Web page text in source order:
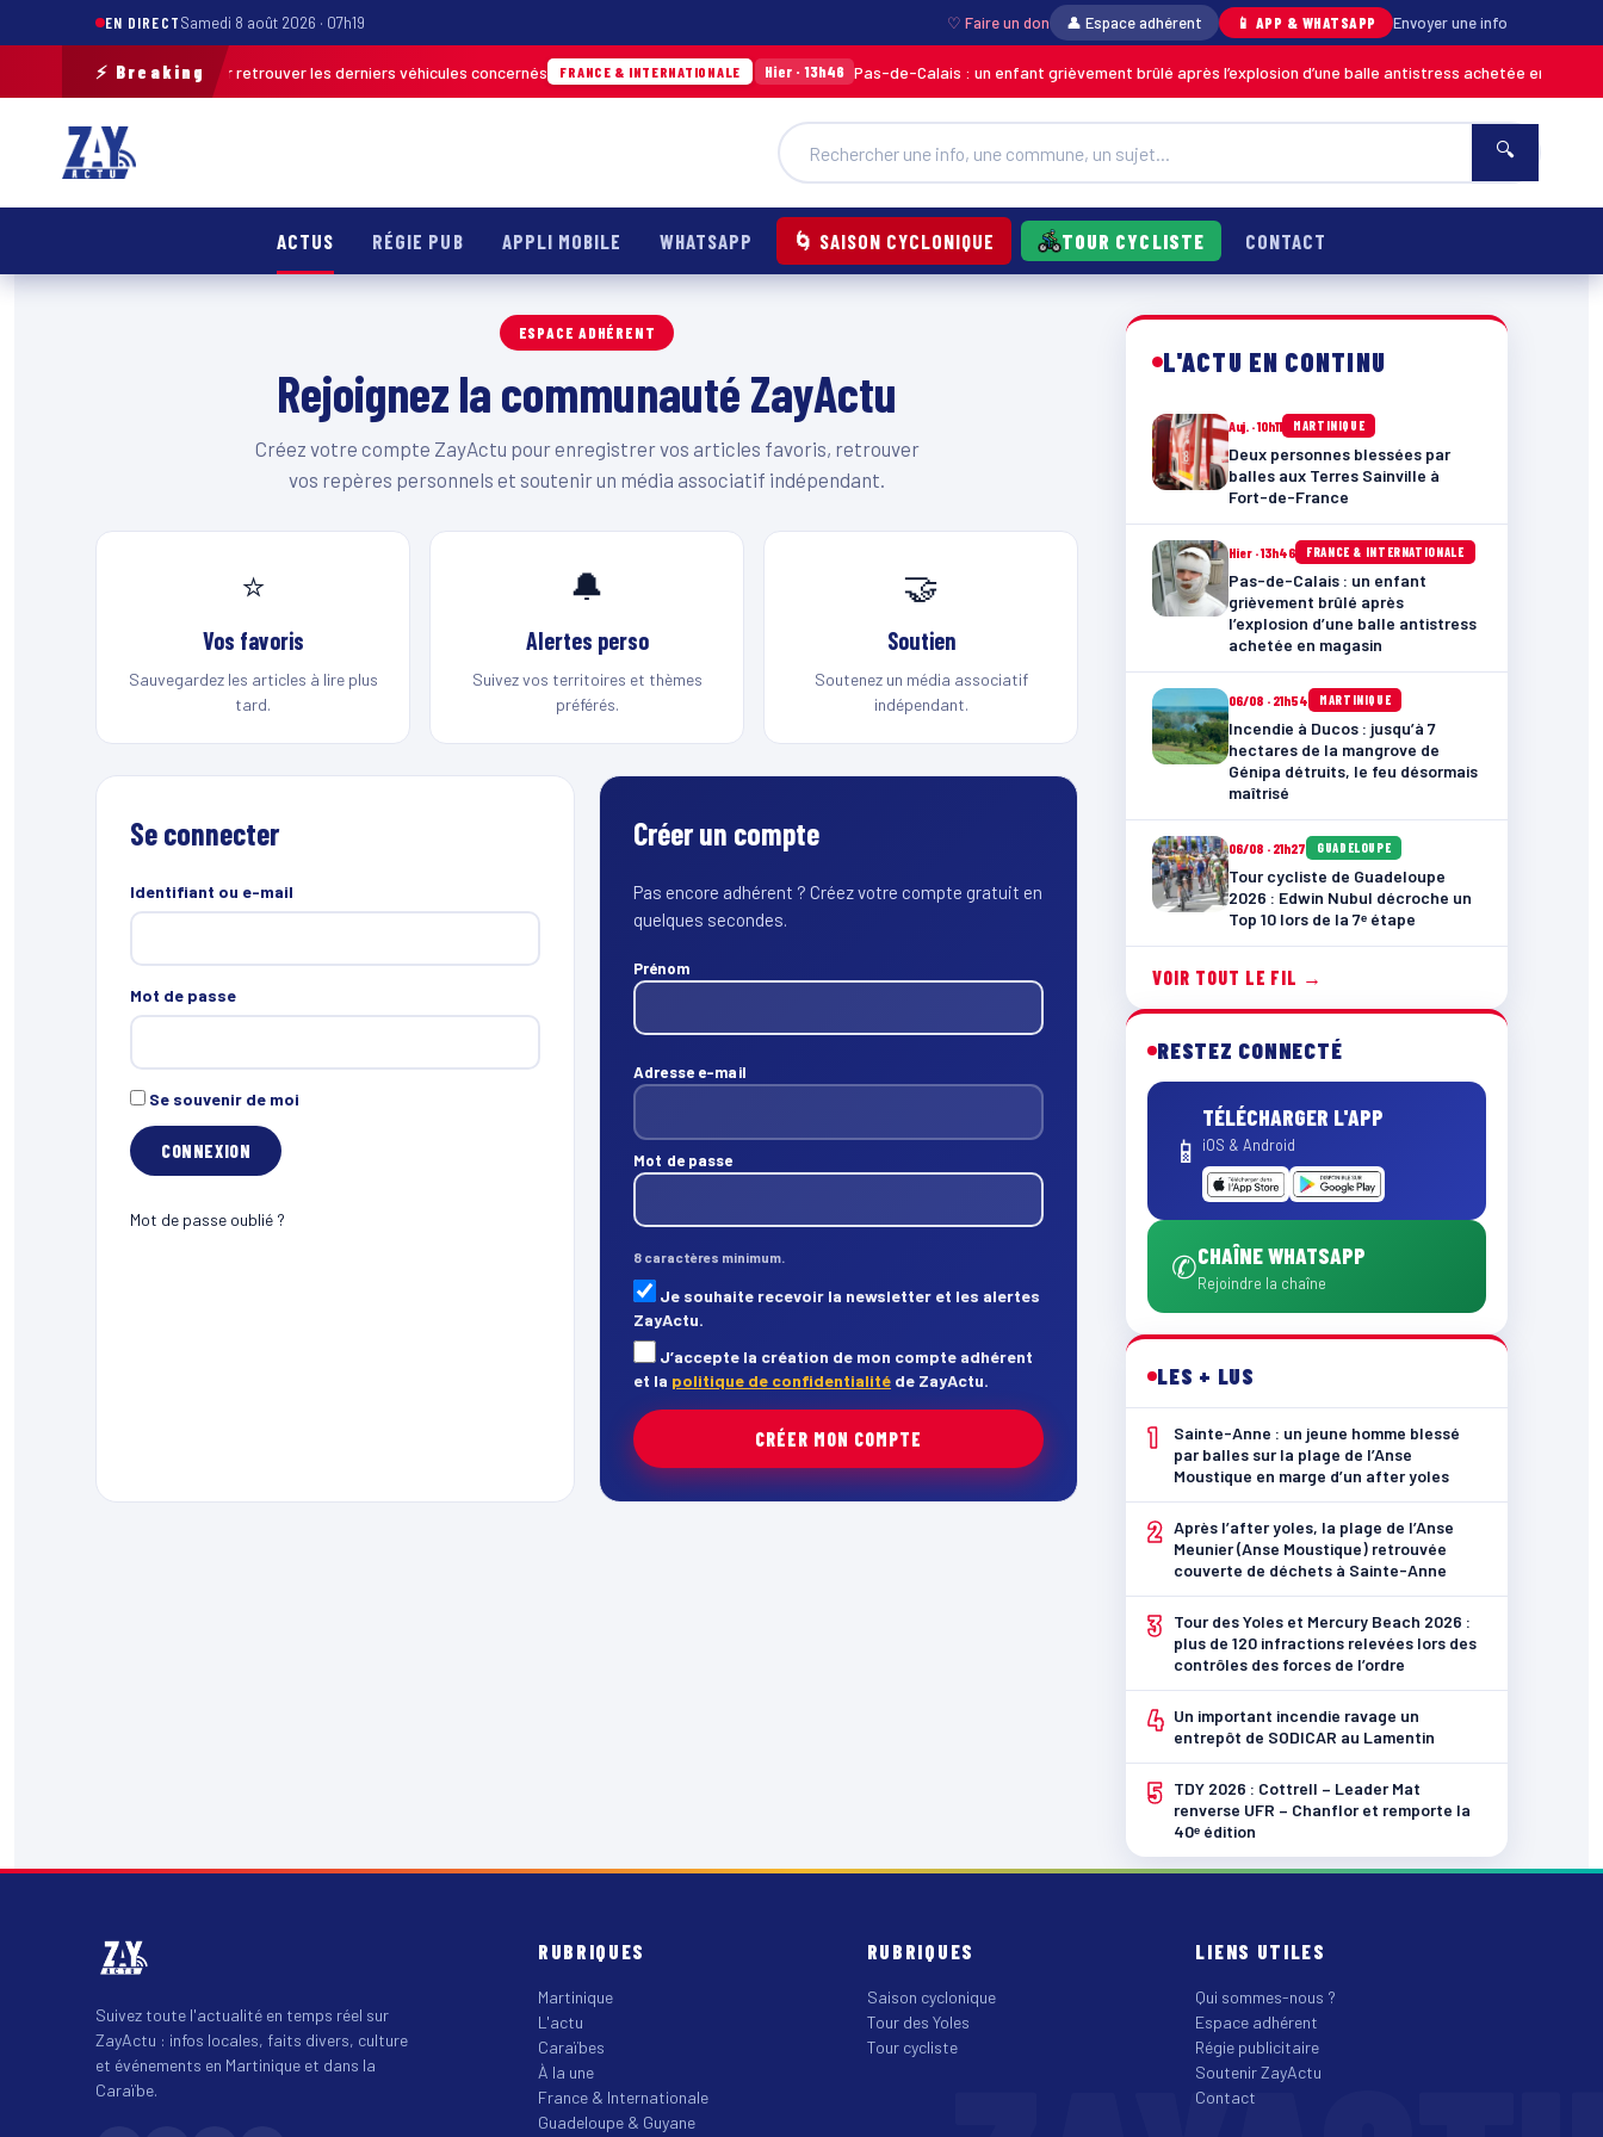
EN DIRECTSamedi 8 août 2026 · 07h19 ♡ Faire un don 👤 Espace adhérent 📱 APP & WHATSAPP Envoyer une info
⚡ Breaking
opération de terrain pour retrouver les derniers véhicules concernés FRANCE & INTERNATIONALE Hier · 13h46 Pas-de-Calais : un enfant grièvement brûlé après l’explosion d’une balle antistress achetée en magasin
🔍
ACTUS RÉGIE PUB APPLI MOBILE WHATSAPP 🌀 SAISON CYCLONIQUE TOUR CYCLISTE CONTACT
ESPACE ADHÉRENT
Rejoignez la communauté ZayActu
Créez votre compte ZayActu pour enregistrer vos articles favoris, retrouver
vos repères personnels et soutenir un média associatif indépendant.
⭐
Vos favoris
Sauvegardez les articles à lire plus
tard.
🔔
Alertes perso
Suivez vos territoires et thèmes
préférés.
🤝
Soutien
Soutenez un média associatif
indépendant.
Se connecter
Identifiant ou e-mail
Mot de passe
Se souvenir de moi
Mot de passe oublié ?
Créer un compte
Pas encore adhérent ? Créez votre compte gratuit en
quelques secondes.
Prénom
Adresse e-mail
Mot de passe
8 caractères minimum.
Je souhaite recevoir la newsletter et les alertes
ZayActu.
J’accepte la création de mon compte adhérent
et la politique de confidentialité de ZayActu.
CRÉER MON COMPTE
L'ACTU EN CONTINU
Auj. · 10h11 MARTINIQUE
Deux personnes blessées par
balles aux Terres Sainville à
Fort-de-France
Hier · 13h46 FRANCE & INTERNATIONALE
Pas-de-Calais : un enfant
grièvement brûlé après
l’explosion d’une balle antistress
achetée en magasin
06/08 · 21h54 MARTINIQUE
Incendie à Ducos : jusqu’à 7
hectares de la mangrove de
Génipa détruits, le feu désormais
maîtrisé
06/08 · 21h27 GUADELOUPE
Tour cycliste de Guadeloupe
2026 : Edwin Nubul décroche un
Top 10 lors de la 7ᵉ étape
VOIR TOUT LE FIL →
RESTEZ CONNECTÉ
📱
TÉLÉCHARGER L'APP
iOS & Android
✆CHAÎNE WHATSAPP
Rejoindre la chaîne
LES + LUS
1
Sainte-Anne : un jeune homme blessé
par balles sur la plage de l’Anse
Moustique en marge d’un after yoles
2 Après l’after yoles, la plage de l’Anse
Meunier (Anse Moustique) retrouvée
couverte de déchets à Sainte-Anne
3
Tour des Yoles et Mercury Beach 2026 :
plus de 120 infractions relevées lors des
contrôles des forces de l’ordre
4 Un important incendie ravage un
entrepôt de SODICAR au Lamentin
5
TDY 2026 : Cottrell – Leader Mat
renverse UFR – Chanflor et remporte la
40ᵉ édition
Suivez toute l'actualité en temps réel sur
ZayActu : infos locales, faits divers, culture
et événements en Martinique et dans la
Caraïbe.
RUBRIQUES
Martinique
L'actu
Caraïbes
À la une
France & Internationale
Guadeloupe & Guyane
RUBRIQUES
Saison cyclonique
Tour des Yoles
Tour cycliste
LIENS UTILES
Qui sommes-nous ?
Espace adhérent
Régie publicitaire
Soutenir ZayActu
Contact